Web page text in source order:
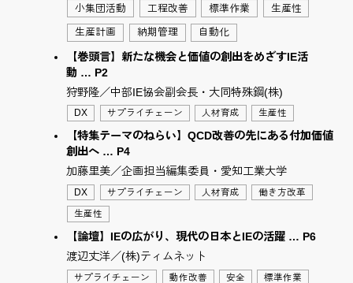
小集団活動 工程改善 標準作業 生産性
生産計画 納期管理 自動化
【巻頭言】新たな機会と価値の創出をめざすIE活
動 … P2
狩野隆／中部IE協会副会長・大同特殊鋼(株)
DX サプライチェーン 人材育成 生産性
【特集テーマのねらい】QCD改善の先にある付加価値
創出へ … P4
加藤里美／企画担当編集委員・愛知工業大学
DX サプライチェーン 人材育成 働き方改革
生産性
【論壇】IEの広がり、現代の日本とIEの活躍 … P6
渡辺丈洋／(株)ティムネット
サプライチェーン 動作改善 安全 標準作業